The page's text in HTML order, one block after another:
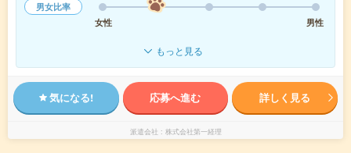
男女比率
女性
男性
もっと見る
気になる! 応募へ進む 詳しく見る
派遣会社 株式会社第一経理